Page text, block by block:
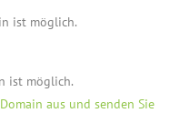
ist möglich.
ist möglich.
aus und senden Sie